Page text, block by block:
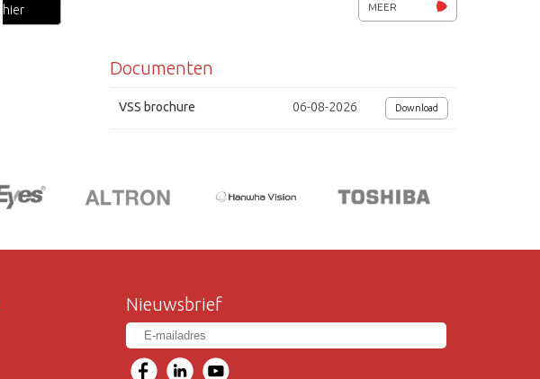
hier
MEER
Documenten
VSS brochure 06-08-2026 Download
Nieuwsbrief